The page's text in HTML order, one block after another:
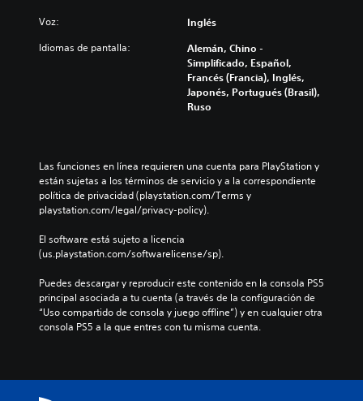
Voz: Inglés
Idiomas de pantalla:
Alemán, Chino -
Simplificado, Español,
Francés (Francia), Inglés,
Japonés, Portugués (Brasil),
Ruso
Las funciones en línea requieren una cuenta para PlayStation y
están sujetas a los términos de servicio y a la correspondiente
política de privacidad (playstation.com/Terms y
playstation.com/legal/privacy-policy).
El software está sujeto a licencia
(us.playstation.com/softwarelicense/sp).
Puedes descargar y reproducir este contenido en la consola PS5
principal asociada a tu cuenta (a través de la configuración de
“Uso compartido de consola y juego offline”) y en cualquier otra
consola PS5 a la que entres con tu misma cuenta.